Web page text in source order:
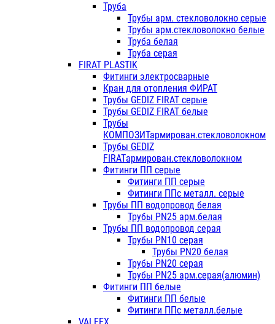
Труба
Трубы арм. стекловолокно серые
Трубы арм.стекловолокно белые
Труба белая
Труба серая
FIRAT PLASTIK
Фитинги электросварные
Кран для отопления ФИРАТ
Трубы GEDIZ FIRAT серые
Трубы GEDIZ FIRAT белые
Трубы
КОМПОЗИТармирован.стекловолокном
Трубы GEDIZ
FIRATармирован.стекловолокном
Фитинги ПП серые
Фитинги ПП серые
Фитинги ППс металл. серые
Трубы ПП водопровод белая
Трубы PN25 арм.белая
Трубы ПП водопровод серая
Трубы PN10 серая
Трубы PN20 белая
Трубы PN20 серая
Трубы PN25 арм.серая(алюмин)
Фитинги ПП белые
Фитинги ПП белые
Фитинги ППс металл.белые